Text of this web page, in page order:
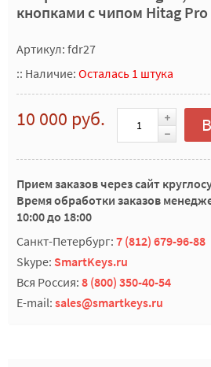
кнопками с чипом Hitag Pro
Артикул: fdr27
:: Наличие: Осталась 1 штука
10 000 руб.
Прием заказов через сайт
Время обработки заказов
10:00 до 18:00
Санкт-Петербург: 7 (812) 679-96-88
Skype: SmartKeys.ru
Вся Россия: 8 (800) 350-40-54
E-mail: sales@smartkeys.ru